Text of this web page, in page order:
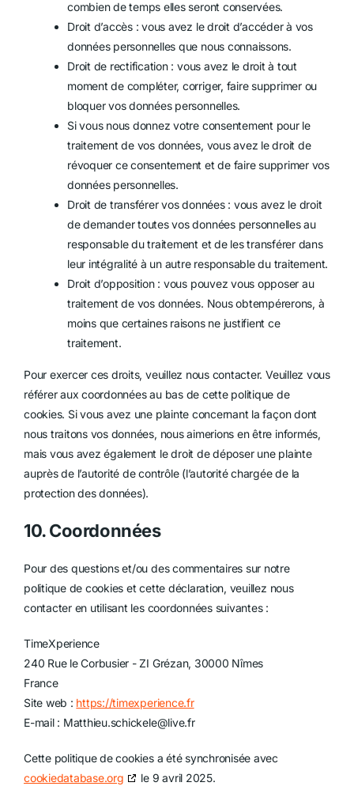
combien de temps elles seront conservées.
Droit d’accès : vous avez le droit d’accéder à vos
données personnelles que nous connaissons.
Droit de rectification : vous avez le droit à tout
moment de compléter, corriger, faire supprimer ou
bloquer vos données personnelles.
Si vous nous donnez votre consentement pour le
traitement de vos données, vous avez le droit de
révoquer ce consentement et de faire supprimer vos
données personnelles.
Droit de transférer vos données : vous avez le droit
de demander toutes vos données personnelles au
responsable du traitement et de les transférer dans
leur intégralité à un autre responsable du traitement.
Droit d’opposition : vous pouvez vous opposer au
traitement de vos données. Nous obtempérerons, à
moins que certaines raisons ne justifient ce
traitement.
Pour exercer ces droits, veuillez nous contacter. Veuillez vous
référer aux coordonnées au bas de cette politique de
cookies. Si vous avez une plainte concernant la façon dont
nous traitons vos données, nous aimerions en être informés,
mais vous avez également le droit de déposer une plainte
auprès de l’autorité de contrôle (l’autorité chargée de la
protection des données).
10. Coordonnées
Pour des questions et/ou des commentaires sur notre
politique de cookies et cette déclaration, veuillez nous
contacter en utilisant les coordonnées suivantes :
TimeXperience
240 Rue le Corbusier - ZI Grézan, 30000 Nîmes
France
Site web : https://timexperience.fr
E-mail : Matthieu.schickele@live.fr
Cette politique de cookies a été synchronisée avec
cookiedatabase.org
le 9 avril 2025.